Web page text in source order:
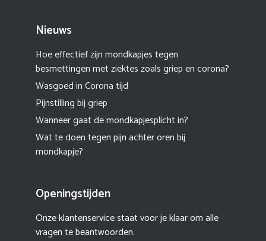
Nieuws
Hoe effectief zijn mondkapjes tegen
besmettingen met ziektes zoals griep en corona?
Wasgoed in Corona tijd
Pijnstilling bij griep
Wanneer gaat de mondkapjesplicht in?
Wat te doen tegen pijn achter oren bij
mondkapje?
Openingstijden
Onze klantenservice staat voor je klaar om alle
vragen te beantwoorden.